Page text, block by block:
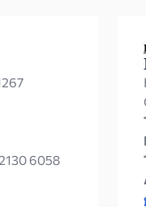
6058